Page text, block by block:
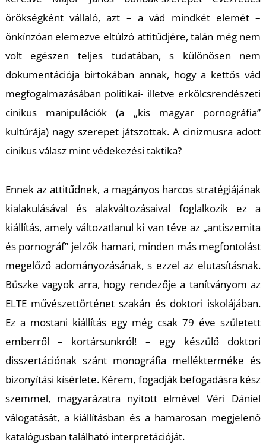
örökségként vállaló, azt – a vád mindkét elemét –
önkínzóan elemezve eltúlzó attitűdjére, talán még nem
volt egészen teljes tudatában, s különösen nem
dokumentációja birtokában annak, hogy a kettős vád
megfogalmazásában politikai- illetve erkölcsrendészeti
cinikus manipulációk (a „kis magyar pornográfia”
kultúrája) nagy szerepet játszottak. A cinizmusra adott
cinikus válasz mint védekezési taktika?
Ennek az attitűdnek, a magányos harcos stratégiájának
kialakulásával és alakváltozásaival foglalkozik ez a
kiállítás, amely változatlanul ki van téve az „antiszemita
és pornográf” jelzők hamari, minden más megfontolást
megelőző adományozásának, s ezzel az elutasításnak.
Büszke vagyok arra, hogy rendezője a tanítványom az
ELTE művészettörténet szakán és doktori iskolájában.
Ez a mostani kiállítás egy még csak 79 éve született
emberről – kortársunkról! – egy készülő doktori
disszertációnak szánt monográfia mellékterméke és
bizonyítási kísérlete. Kérem, fogadják befogadásra kész
szemmel, magyarázatra nyitott elmével Véri Dániel
válogatását, a kiállításban és a hamarosan megjelenő
katalógusban található interpretációját.